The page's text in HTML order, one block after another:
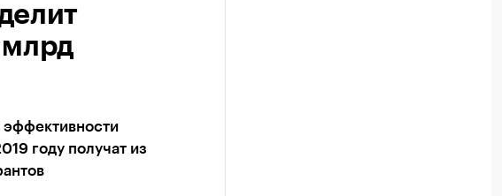
млрд
эффективности
году получат из